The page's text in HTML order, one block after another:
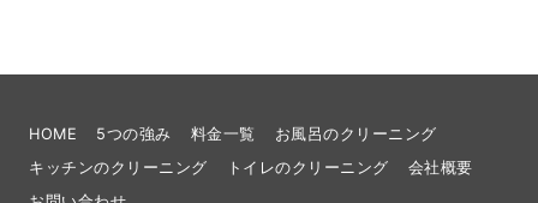
HOME 5つの強み 料金一覧
お風呂のクリーニング
キッチンのクリーニング
トイレのクリーニング
会社概要